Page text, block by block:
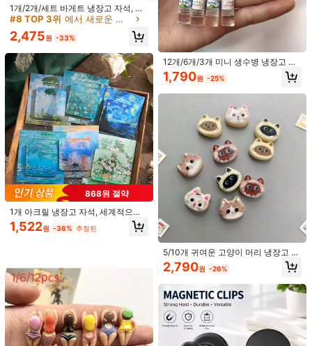
791원 절약
8/24 미니 모델 애호가 계란 트레이 세
트 - 사실적인 주방 장면, 계란 8개와
계란 트레이 1개 포함, 미니 모델 애호
가, 모델 액세서리 | 사실적인 미니 모
델 | 정교한 미니 모델 (배치에 따라 약
간의 색상 차이가 있을 수 있음)
1,399원 -36%
1,099원 절약
7개 셰프 빵 음식 재미있는 카툰 냉장
고 스티커 카툰 3D 냉장고 스티커 버
거 빵 이니셜 음식 재미있는 창의적인
자석 귀여운 냉장고 스티커 냉장고 화
이트보드 철제 캐비닛 실내 장식 축제
선물에 적합
1,871원 -30%
나만의 재료를 맞춤 설정하세요! 귀여
운 말하는 음식 자석 세트, 주방에 인
터랙티브한 재미를 더합니다. 냉장고
를 무대로 바꾸면 재미있고 사랑스러
운 음식 캐릭터가 당신의 일상에 즐거
움을 선사할 것입니다.
2,890 -26%
1개/2개/세트 바게트 냉장고 자석, 파
리 냉장고 자석, 프랑스 냉장고 자석,
자석, 귀여운 냉장고 자석, 프랑스 여
코, 컬러풀한 냉장고 자석
#8 TOP 3위 에서 새로운 냉장고 자석
2,475원 -33%
868원 절약
1개 아크릴 냉장고 자석, 세계적으로
유명한 회화 테마의 냉장고 장식용 자
석 스티커, DIY 용품
1,522원 -36% 추정된
12개/6개/3개 미니 생수병 냉장고 자
석 - 사실적인 음료 테마의 레진 냉장
고 자석, 타원형 내구성 있는 주방 &
사무실 장식용, 사진과 메모를 보유할
액세서리, 재미있는 냉장고 자석, 메모
홀더, 튼튼한 구조, 선물 구매자, 장식
용 자석, 오래 지속되는 장식, 사진 전
1,790원 -25%
5/10개 귀여운 고양이 머리 냉장고 자
석 세트, 정교하고 창의적인 선물, 성
인에게 적합, 주방, 사무실 화이트보
2,790원 -26%